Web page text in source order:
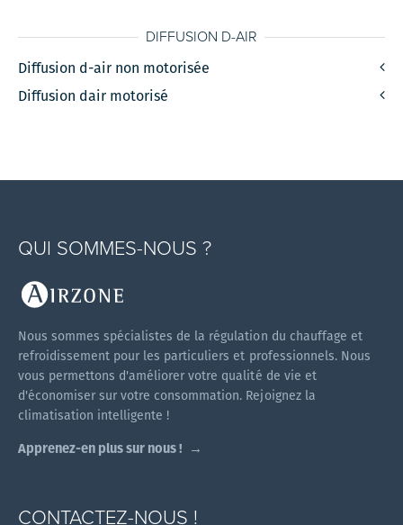
DIFFUSION D-AIR
Diffusion d-air non motorisée
Diffusion dair motorisé
QUI SOMMES-NOUS ?
Nous sommes spécialistes de la régulation du chauffage et
refroidissement pour les particuliers et professionnels. Nous
vous permettons d'améliorer votre qualité de vie et
d'économiser sur votre consommation. Rejoignez la
climatisation intelligente !
Apprenez-en plus sur nous !
CONTACTEZ-NOUS !